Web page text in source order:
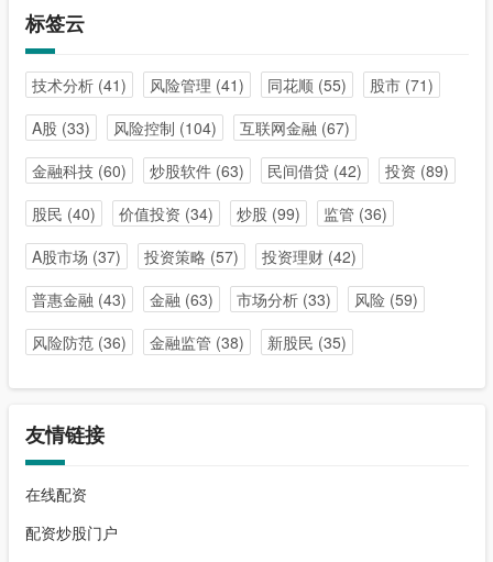
标签云
技术分析(41) 风险管理 (41) 同花顺(55) 股市(71)
A股 (33) 风险控制 (104) 互联网金融 (67)
金融科技(60) 炒股软件(63) 民间借贷(42) 投资 (89)
股民 (40) 价值投资 (34) 炒股 (99) 监管 (36)
A股市场 (37) 投资策略 (57) 投资理财(42)
普惠金融 (43) 金融 (63) 市场分析(33) 风险(59)
风险防范(36) 金融监管 (38) 新股民 (35)
友情链接
在线配资
配资炒股门户